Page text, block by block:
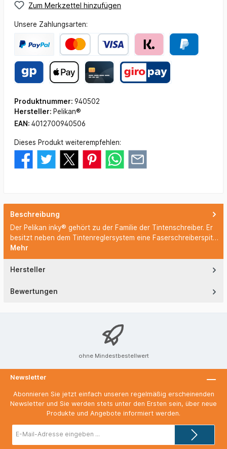
Zum Merkzettel hinzufügen
Unsere Zahlungsarten:
Produktnummer: 940502
Hersteller: Pelikan®
EAN: 4012700940506
Dieses Produkt weiterempfehlen:
Beschreibung
Der Pelikan inky® gehört zu der Familie der Tintenschreiber. Er
besitzt neben dem Tintenreglersystem eine Faserschreiberspit…
Mehr
Hersteller
Bewertungen
ohne Mindestbestellwert
Newsletter
Abonnieren Sie jetzt einfach unseren regelmäßig erscheinenden
Newsletter und Sie werden stets unter den Ersten sein, über neue
Produkte und Angebote informiert werden.
Mail-